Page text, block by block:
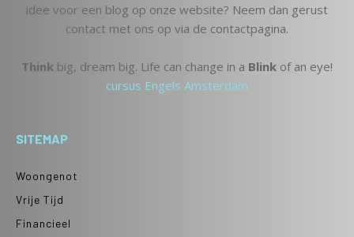
idee voor een blog op onze website? Neem dan gerust
contact met ons op via de contactpagina.
Think big, dream big. Life can change in a Blink of an eye!
cursus Engels Amsterdam
SITEMAP
Woongenot
Vrije Tijd
Financieel